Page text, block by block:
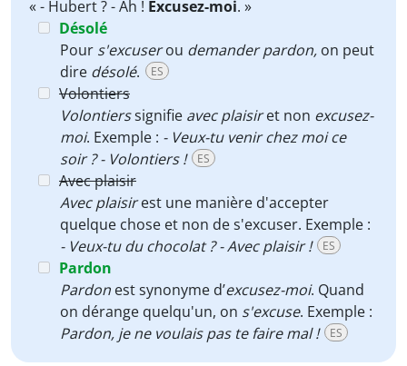
« - Hubert ? - Ah ! Excusez-moi. »
Désolé
Pour s'excuserou demander pardon, on peut
dire désolé. ES
Volontiers
Volontierssignifie avec plaisiret non excusez-
moi. Exemple : - Veux-tu venir chez moi ce
soir ? - Volontiers !
ES
Avec plaisir
Avec plaisirest une manière d'accepter
quelque chose et non de s'excuser. Exemple :
- Veux-tu du chocolat ? - Avec plaisir !
ES
Pardon
Pardon est synonyme d’excusez-moi. Quand
on dérange quelqu'un, on s'excuse. Exemple :
Pardon, je ne voulais pas te faire mal !
ES